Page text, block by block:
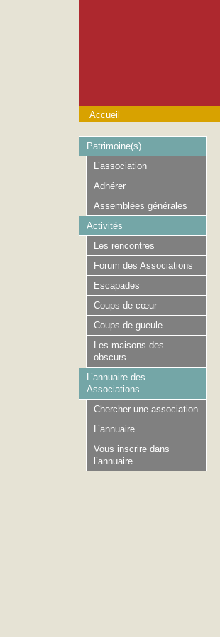
Accueil
Patrimoine(s)
L’association
Adhérer
Assemblées générales
Activités
Les rencontres
Forum des Associations
Escapades
Coups de cœur
Coups de gueule
Les maisons des
obscurs
L’annuaire des
Associations
Chercher une association
L’annuaire
Vous inscrire dans
l’annuaire